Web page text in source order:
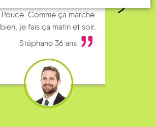
Pouce. Comme ça marche
bien, je fais ça matin et soir.
Stéphane 36 ans